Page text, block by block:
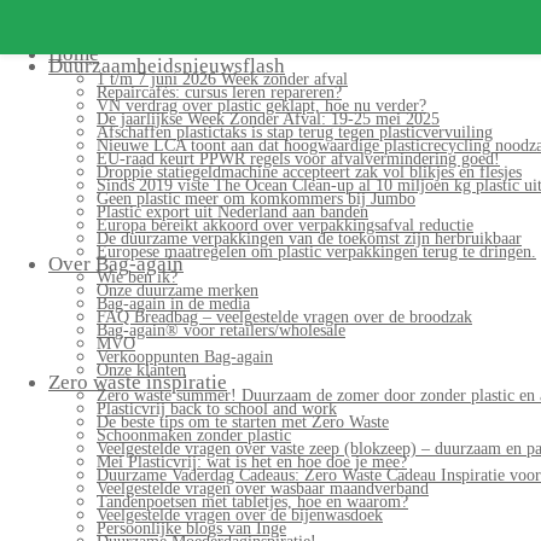
Home
Duurzaamheidsnieuwsflash
1 t/m 7 juni 2026 Week zonder afval
Repaircafés: cursus leren repareren?
VN verdrag over plastic geklapt, hoe nu verder?
De jaarlijkse Week Zonder Afval: 19-25 mei 2025
Afschaffen plastictaks is stap terug tegen plasticvervuiling
Nieuwe LCA toont aan dat hoogwaardige plasticrecycling
EU-raad keurt PPWR regels voor afvalvermindering goed!
Droppie statiegeldmachine accepteert zak vol blikjes en flesjes
Sinds 2019 viste The Ocean Clean-up al 10 miljoen kg plastic
Geen plastic meer om komkommers bij Jumbo
Plastic export uit Nederland aan banden
Europa bereikt akkoord over verpakkingsafval reductie
De duurzame verpakkingen van de toekomst zijn herbruikbaar
Europese maatregelen om plastic verpakkingen terug te dringen.
Over Bag-again
Wie ben ik?
Onze duurzame merken
Bag-again in de media
FAQ Breadbag – veelgestelde vragen over de broodzak
Bag-again® voor retailers/wholesale
MVO
Verkooppunten Bag-again
Onze klanten
Zero waste inspiratie
Zero waste summer! Duurzaam de zomer door zonder plastic en
Plasticvrij back to school and work
De beste tips om te starten met Zero Waste
Schoonmaken zonder plastic
Veelgestelde vragen over vaste zeep (blokzeep) – duurzaam en
Mei Plasticvrij: wat is het en hoe doe je mee?
Duurzame Vaderdag Cadeaus: Zero Waste Cadeau Inspiratie
Veelgestelde vragen over wasbaar maandverband
Tandenpoetsen met tabletjes, hoe en waarom?
Veelgestelde vragen over de bijenwasdoek
Persoonlijke blogs van Inge